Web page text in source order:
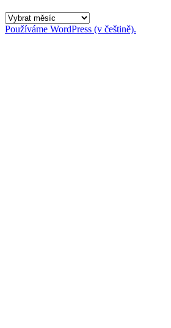
Archivy
Používáme WordPress (v češtině).